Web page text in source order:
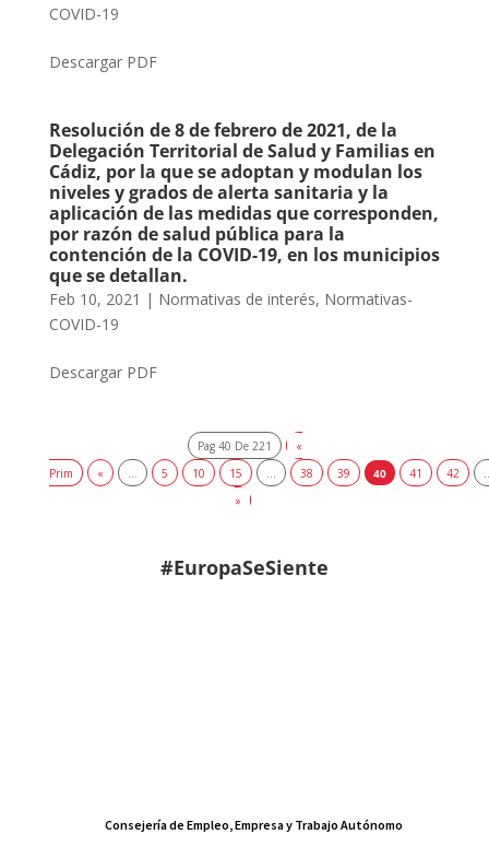
COVID-19
Descargar PDF
Resolución de 8 de febrero de 2021, de la
Delegación Territorial de Salud y Familias en
Cádiz, por la que se adoptan y modulan los
niveles y grados de alerta sanitaria y la
aplicación de las medidas que corresponden,
por razón de salud pública para la
contención de la COVID-19, en los municipios
que se detallan.
Feb 10, 2021 | Normativas de interés, Normativas-
COVID-19
Descargar PDF
Pag 40 De 221
«
Prim
« 5 10 15 38 39 40 41 42
»
#EuropaSeSiente
Consejería de Empleo, Empresa y Trabajo Autónomo